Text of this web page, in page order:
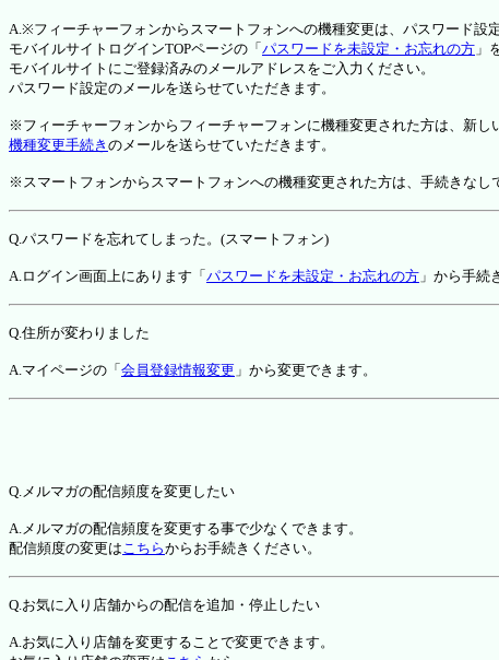
A.※フィーチャーフォンからスマートフォンへの機種変更は、パスワード設
モバイルサイトログインTOPページの「 パスワードを未設定・お忘れの方 」
モバイルサイトにご登録済みのメールアドレスをご入力ください。
パスワード設定のメールを送らせていただきます。
※フィーチャーフォンからフィーチャーフォンに機種変更された方は、新し
機種変更手続き のメールを送らせていただきます。
※スマートフォンからスマートフォンへの機種変更された方は、手続きな
Q.パスワードを忘れてしまった。(スマートフォン)
A.ログイン画面上にあります「 パスワードを未設定・お忘れの方 」から手続
Q.住所が変わりました
A.マイページの「 会員登録情報変更 」から変更できます。
Q.メルマガの配信頻度を変更したい
A.メルマガの配信頻度を変更する事で少なくできます。
配信頻度の変更はこちらからお手続きください。
Q.お気に入り店舗からの配信を追加・停止したい
A.お気に入り店舗を変更することで変更できます。